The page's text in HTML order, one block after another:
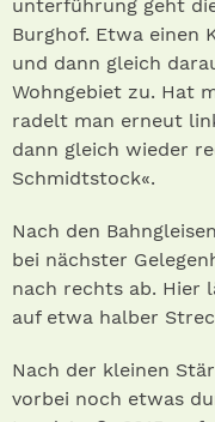
unterführung geht
Burg­hof. Etwa einen
und dann gleich
Wohngebiet zu. Hat
radelt man ­erneut
dann gleich wieder
Schmidtstock«.
Nach den
bei nächster
nach rechts ab. Hier
auf etwa halber
Nach der kleinen
vorbei noch etwas